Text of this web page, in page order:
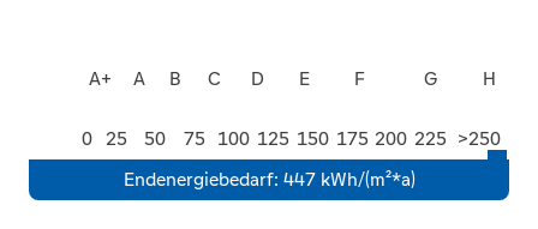
A+ A B C D E F G H
0 25 50 75 100 125 150 175 200 225 >250
Endenergiebedarf: 447 kWh/(m²*a)